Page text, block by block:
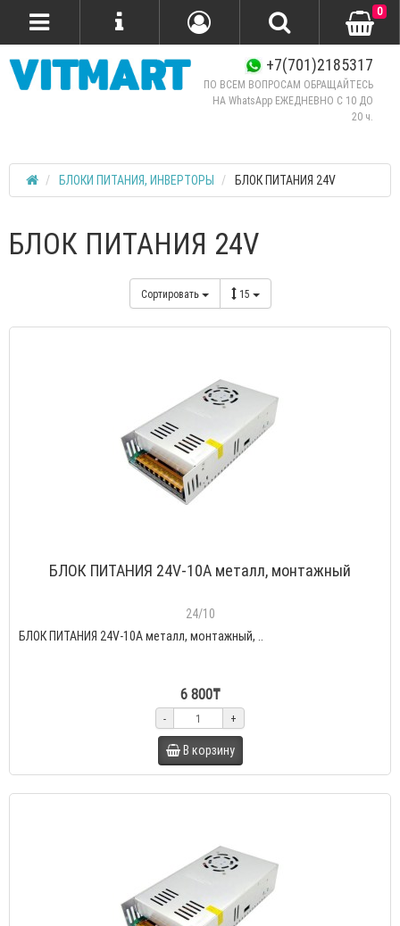
+7(701)2185317
ПО ВСЕМ ВОПРОСАМ ОБРАЩАЙТЕСЬ
НА WhatsApp ЕЖЕДНЕВНО C 10 ДО
20 ч.
0
БЛОКИ ПИТАНИЯ, ИНВЕРТОРЫ БЛОК ПИТАНИЯ 24V
БЛОК ПИТАНИЯ 24V
Сортировать 15
БЛОК ПИТАНИЯ 24V-10A металл, монтажный
24/10
БЛОК ПИТАНИЯ 24V-10A металл, монтажный, ..
6 800₸
- +
В корзину